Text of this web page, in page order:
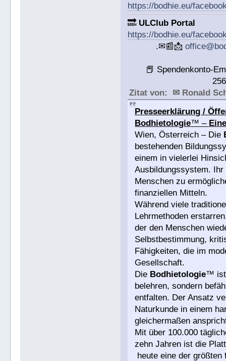
https://bodhie.eu/
🔜 ULClub Portal
https://bodhie.eu/
.✉📰📩
📕 Spendenkonto-
Zitat von: ✉ Ronald
Presseerklärung /
Bodhietologie™ –
Wien, Österreich – Die
bestehenden
einem in vielerlei
Ausbildungssystem.
Menschen zu
finanziellen Mitteln.
Während viele
Lehrmethoden
der den Menschen
Selbstbestimmung,
Fähigkeiten, die im
Gesellschaft.
Die Bodhietologie™ ist
belehren, sondern
entfalten. Der Ansatz
Naturkunde in einem
gleichermaßen
Mit über 100.000
zehn Jahren ist die
heute eine der